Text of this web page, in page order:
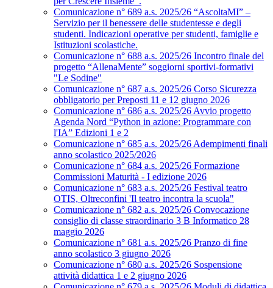
Comunicazione n° 689 a.s. 2025/26 “AscoltaMI” –
Servizio per il benessere delle studentesse e degli
studenti. Indicazioni operative per studenti, famiglie e
Istituzioni scolastiche.
Comunicazione n° 688 a.s. 2025/26 Incontro finale del
progetto “AllenaMente” soggiorni sportivi‑formativi
"Le Sodine"
Comunicazione n° 687 a.s. 2025/26 Corso Sicurezza
obbligatorio per Preposti 11 e 12 giugno 2026
Comunicazione n° 686 a.s. 2025/26 Avvio progetto
Agenda Nord “Python in azione: Programmare con
l'IA” Edizioni 1 e 2
Comunicazione n° 685 a.s. 2025/26 Adempimenti finali
anno scolastico 2025/2026
Comunicazione n° 684 a.s. 2025/26 Formazione
Commissioni Maturità - I edizione 2026
Comunicazione n° 683 a.s. 2025/26 Festival teatro
OTIS, Oltreconfini 'Il teatro incontra la scuola"
Comunicazione n° 682 a.s. 2025/26 Convocazione
consiglio di classe straordinario 3 B Informatico 28
maggio 2026
Comunicazione n° 681 a.s. 2025/26 Pranzo di fine
anno scolastico 3 giugno 2026
Comunicazione n° 680 a.s. 2025/26 Sospensione
attività didattica 1 e 2 giugno 2026